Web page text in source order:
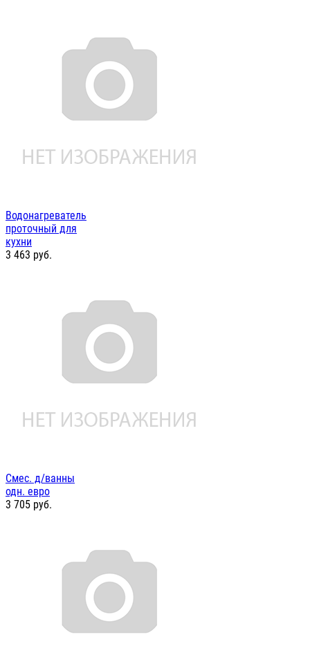
Водонагреватель
проточный для
кухни
3 463 руб.
Смес. д/ванны
одн. евро
3 705 руб.